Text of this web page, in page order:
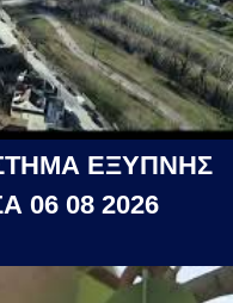
ΕΞΥΠΝΗΣ
06 08 2026